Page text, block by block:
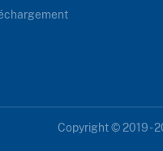
Copyright © 2019 -